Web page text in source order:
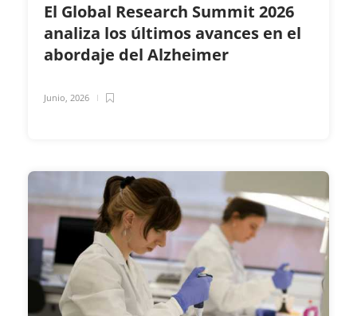
El Global Research Summit 2026
analiza los últimos avances en el
abordaje del Alzheimer
Junio, 2026